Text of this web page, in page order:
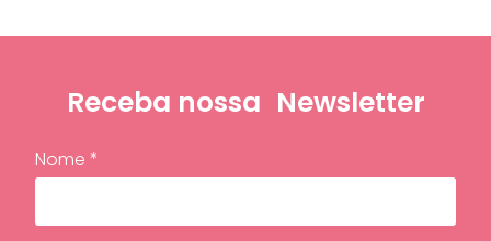
Receba nossa Newsletter
Nome *